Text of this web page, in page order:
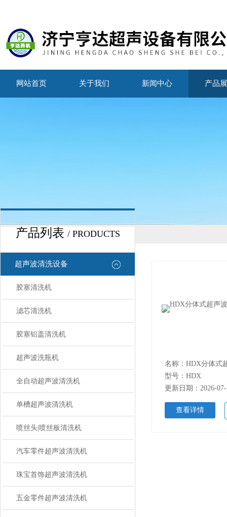
网站首页 关于我们 新闻中心 产品
产品列表 / PRODUCTS
超声波清洗设备
胶塞清洗机
滤芯清洗机
胶塞铝盖清洗机
超声波洗瓶机
全自动超声波清洗机
单槽超声波清洗机
喷丝头|喷丝板清洗机
汽车零件超声波清洗机
珠宝首饰超声波清洗机
五金零件超声波清洗机
型号：HDX
更新日期：2026-
查看详情